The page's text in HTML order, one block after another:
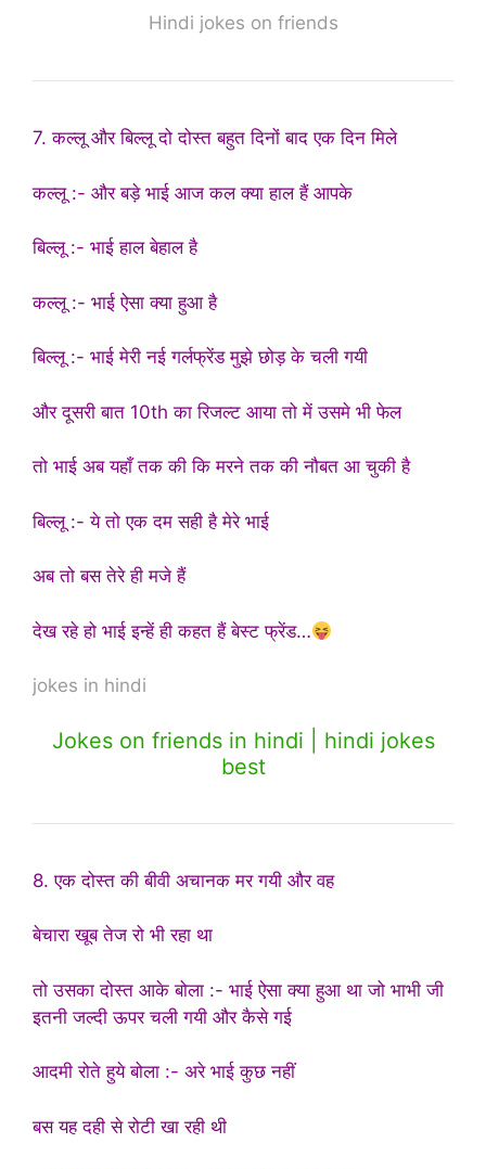
Hindi jokes on friends
7. कल्लू और बिल्लू दो दोस्त बहुत दिनों बाद एक दिन मिले
कल्लू :- और बड़े भाई आज कल क्या हाल हैं आपके
बिल्लू :- भाई हाल बेहाल है
कल्लू :- भाई ऐसा क्या हुआ है
बिल्लू :- भाई मेरी नई गर्लफ्रेंड मुझे छोड़ के चली गयी
और दूसरी बात 10th का रिजल्ट आया तो में उसमे भी फेल
तो भाई अब यहाँ तक की कि मरने तक की नौबत आ चुकी है
बिल्लू :- ये तो एक दम सही है मेरे भाई
अब तो बस तेरे ही मजे हैं
देख रहे हो भाई इन्हें ही कहत हैं बेस्ट फ्रेंड…
jokes in hindi
Jokes on friends in hindi | hindi jokes
best
8. एक दोस्त की बीवी अचानक मर गयी और वह
बेचारा खूब तेज रो भी रहा था
तो उसका दोस्त आके बोला :- भाई ऐसा क्या हुआ था जो भाभी जी
इतनी जल्दी ऊपर चली गयी और कैसे गई
आदमी रोते हुये बोला :- अरे भाई कुछ नहीं
बस यह दही से रोटी खा रही थी